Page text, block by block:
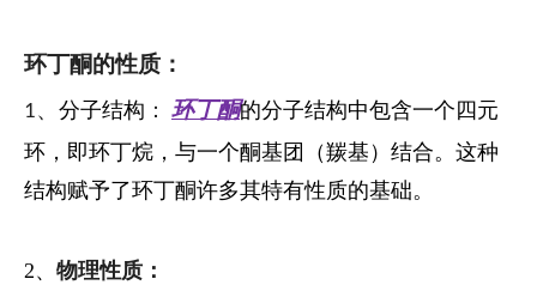
环丁酮的性质：
1、 分子结构 ： 环丁酮的分子结构中包含一个四元
环，即环丁烷，与一个酮基团（羰基）结合。这种
结构赋予了环丁酮许多其特有性质的基础。
2、 物理性质：